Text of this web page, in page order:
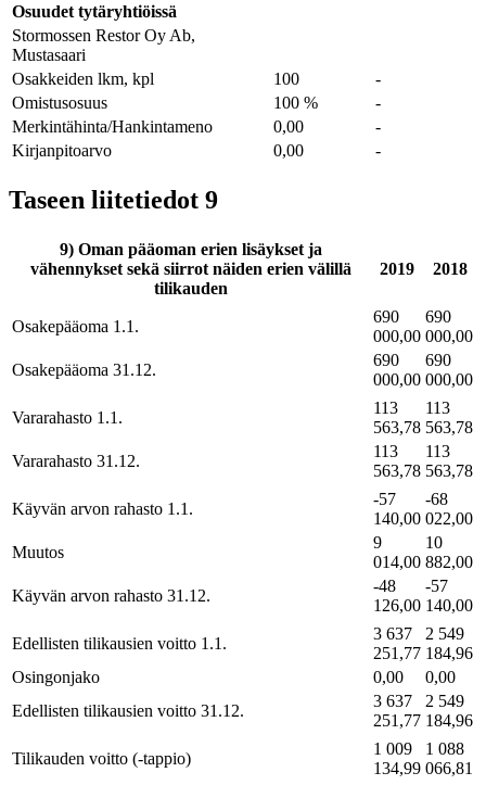
Osuudet tytäryhtiöissä
Stormossen Restor Oy Ab,
Mustasaari
Osakkeiden lkm, kpl
100
-
Omistusosuus
100 %
-
Merkintähinta/Hankintameno
0,00
-
Kirjanpitoarvo
0,00 -
Taseen liitetiedot 9
9) Oman pääoman erien lisäykset ja
vähennykset sekä siirrot näiden erien välillä
tilikauden
2019 2018
Osakepääoma 1.1.
690
000,00
690
000,00
Osakepääoma 31.12.
690
000,00
690
000,00
Vararahasto 1.1.
113
563,78
113
563,78
Vararahasto 31.12.
113
563,78
113
563,78
Käyvän arvon rahasto 1.1.
-57
140,00
-68
022,00
Muutos
9
014,00
10
882,00
Käyvän arvon rahasto 31.12.
-48
126,00
-57
140,00
Edellisten tilikausien voitto 1.1.
3 637
251,77
2 549
184,96
Osingonjako
0,00
0,00
Edellisten tilikausien voitto 31.12.
3 637
251,77
2 549
184,96
Tilikauden voitto (-tappio)
1 009
134,99
1 088
066,81